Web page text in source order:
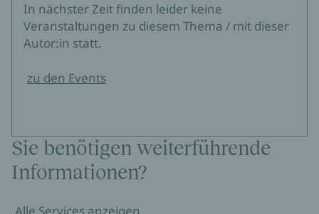
In nächster Zeit finden leider keine
Veranstaltungen zu diesem Thema / mit dieser
Autor:in statt.
zu den Events
Sie benötigen weiterführende
Informationen?